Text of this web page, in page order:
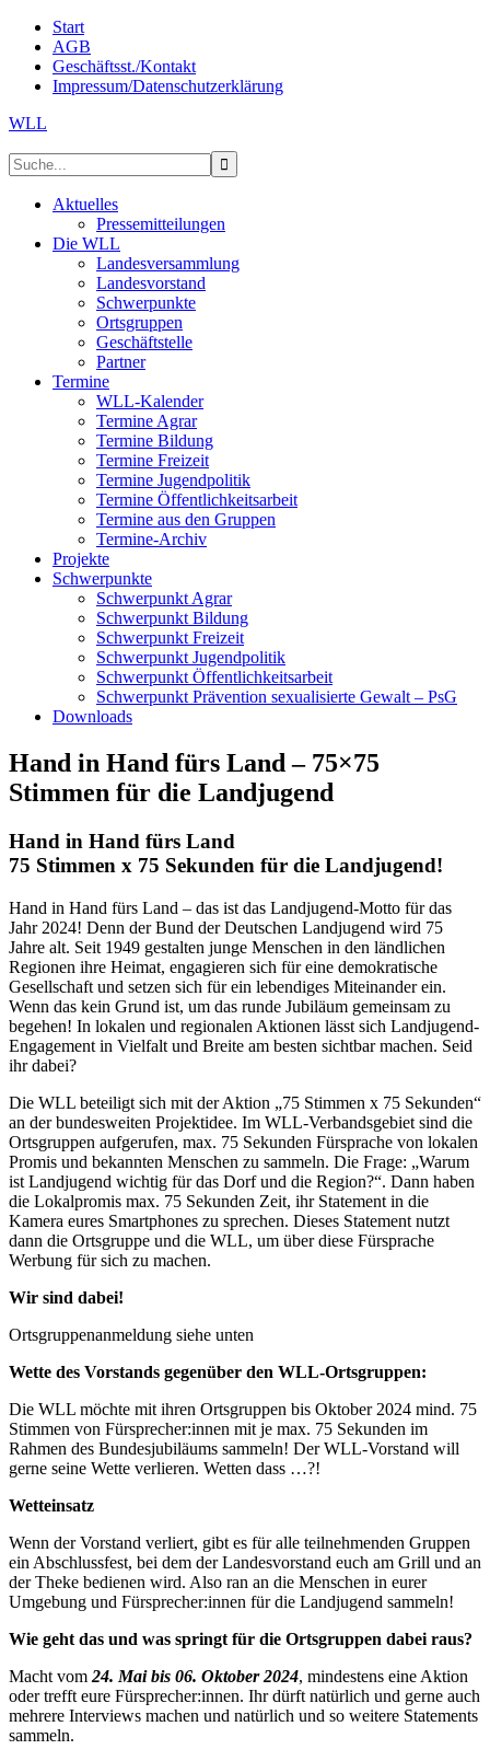
Start
AGB
Geschäftsst./Kontakt
Impressum/Datenschutzerklärung
WLL
Aktuelles
Pressemitteilungen
Die WLL
Landesversammlung
Landesvorstand
Schwerpunkte
Ortsgruppen
Geschäftstelle
Partner
Termine
WLL-Kalender
Termine Agrar
Termine Bildung
Termine Freizeit
Termine Jugendpolitik
Termine Öffentlichkeitsarbeit
Termine aus den Gruppen
Termine-Archiv
Projekte
Schwerpunkte
Schwerpunkt Agrar
Schwerpunkt Bildung
Schwerpunkt Freizeit
Schwerpunkt Jugendpolitik
Schwerpunkt Öffentlichkeitsarbeit
Schwerpunkt Prävention sexualisierte Gewalt – PsG
Downloads
Hand in Hand fürs Land – 75×75
Stimmen für die Landjugend
Hand in Hand fürs Land
75 Stimmen x 75 Sekunden für die Landjugend!
Hand in Hand fürs Land – das ist das Landjugend-Motto für das
Jahr 2024! Denn der Bund der Deutschen Landjugend wird 75
Jahre alt. Seit 1949 gestalten junge Menschen in den ländlichen
Regionen ihre Heimat, engagieren sich für eine demokratische
Gesellschaft und setzen sich für ein lebendiges Miteinander ein.
Wenn das kein Grund ist, um das runde Jubiläum gemeinsam zu
begehen! In lokalen und regionalen Aktionen lässt sich Landjugend-
Engagement in Vielfalt und Breite am besten sichtbar machen. Seid
ihr dabei?
Die WLL beteiligt sich mit der Aktion „75 Stimmen x 75 Sekunden“
an der bundesweiten Projektidee. Im WLL-Verbandsgebiet sind die
Ortsgruppen aufgerufen, max. 75 Sekunden Fürsprache von lokalen
Promis und bekannten Menschen zu sammeln. Die Frage: „Warum
ist Landjugend wichtig für das Dorf und die Region?“. Dann haben
die Lokalpromis max. 75 Sekunden Zeit, ihr Statement in die
Kamera eures Smartphones zu sprechen. Dieses Statement nutzt
dann die Ortsgruppe und die WLL, um über diese Fürsprache
Werbung für sich zu machen.
Wir sind dabei!
Ortsgruppenanmeldung siehe unten
Wette des Vorstands gegenüber den WLL-Ortsgruppen:
Die WLL möchte mit ihren Ortsgruppen bis Oktober 2024 mind. 75
Stimmen von Fürsprecher:innen mit je max. 75 Sekunden im
Rahmen des Bundesjubiläums sammeln! Der WLL-Vorstand will
gerne seine Wette verlieren. Wetten dass …?!
Wetteinsatz
Wenn der Vorstand verliert, gibt es für alle teilnehmenden Gruppen
ein Abschlussfest, bei dem der Landesvorstand euch am Grill und an
der Theke bedienen wird. Also ran an die Menschen in eurer
Umgebung und Fürsprecher:innen für die Landjugend sammeln!
Wie geht das und was springt für die Ortsgruppen dabei raus?
Macht vom 24. Mai bis 06. Oktober 2024, mindestens eine Aktion
oder trefft eure Fürsprecher:innen. Ihr dürft natürlich und gerne auch
mehrere Interviews machen und natürlich und so weitere Statements
sammeln.